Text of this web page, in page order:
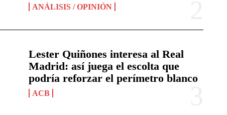
ANÁLISIS / OPINIÓN
Lester Quiñones interesa al Real
Madrid: así juega el escolta que
podría reforzar el perímetro blanco
ACB